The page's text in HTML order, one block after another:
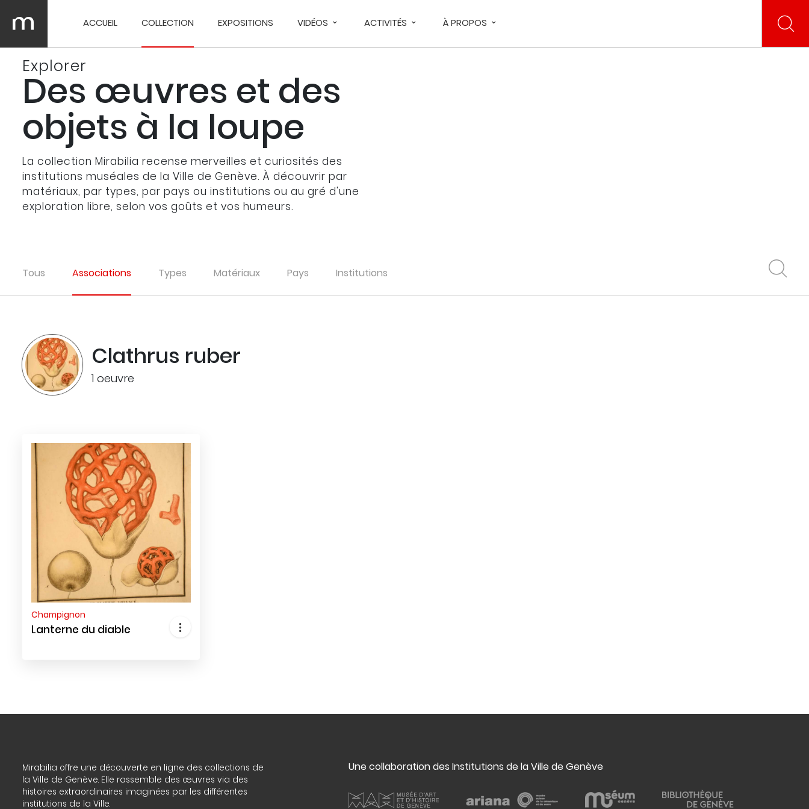
ACCUEIL COLLECTION EXPOSITIONS VIDÉOS ACTIVITÉS À PROPOS
Explorer
Des œuvres et des
objets à la loupe
La collection Mirabilia recense merveilles et curiosités des
institutions muséales de la Ville de Genève. À découvrir par
matériaux, par types, par pays ou institutions ou au gré d'une
exploration libre, selon vos goûts et vos humeurs.
Tous Associations Types Matériaux Pays Institutions
Clathrus ruber
1 oeuvre
Champignon
Lanterne du diable
Mirabilia offre une découverte en ligne des collections de
la Ville de Genève. Elle rassemble des œuvres via des
histoires extraordinaires imaginées par les différentes
institutions de la Ville.
Une collaboration des Institutions de la Ville de Genève